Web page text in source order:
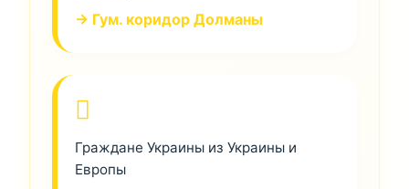
→ Гум. коридор Долманы
Граждане Украины из Украины и
Европы